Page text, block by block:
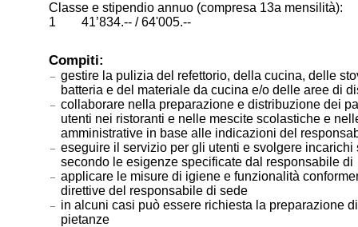
Classe e stipendio annuo (compresa 13a mensilità):
1 41’834.-- / 64'005.--
Compiti:
gestire la pulizia del refettorio, della cucina, delle
batteria e del materiale da cucina e/o delle aree di
collaborare nella preparazione e distribuzione dei
utenti nei ristoranti e nelle mescite scolastiche e
amministrative in base alle indicazioni del
eseguire il servizio per gli utenti e svolgere incarichi
secondo le esigenze specificate dal responsabile
applicare le misure di igiene e funzionalità
direttive del responsabile di sede
in alcuni casi può essere richiesta la preparazione
pietanze